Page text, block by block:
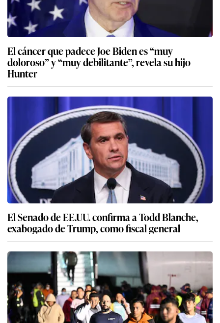
El cáncer que padece Joe Biden es “muy
doloroso” y “muy debilitante”, revela su hijo
Hunter
El Senado de EE.UU. confirma a Todd Blanche,
exabogado de Trump, como fiscal general